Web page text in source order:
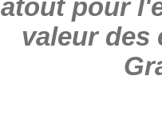
atout pour
valeur des